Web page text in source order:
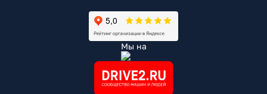
Мы на